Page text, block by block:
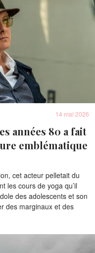
14 mai 2026
années 80 a fait
emblématique
cet acteur pelletait du
les cours de yoga qu’il
des adolescents et son
des marginaux et des